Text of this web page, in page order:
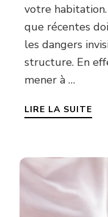
votre habitation.
que récentes
les dangers
structure. En
mener à …
LIRE LA SUITE